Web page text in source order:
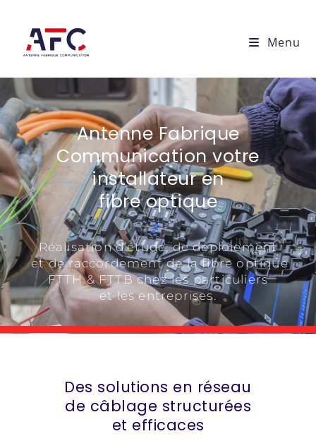
Menu
Antenne Fabrique
Communication votre
installateur en
fibre optique
Réalisation d’étude, de déploiement
et de raccordement de la fibre optique
FTTH & FTTB chez les particuliers
et les entreprises.
Des solutions en réseau
de câblage structurées
et efficaces